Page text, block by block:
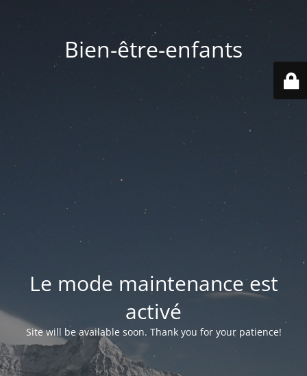
Bien-être-enfants
Le mode maintenance est
activé
Site will be available soon. Thank you for your patience!